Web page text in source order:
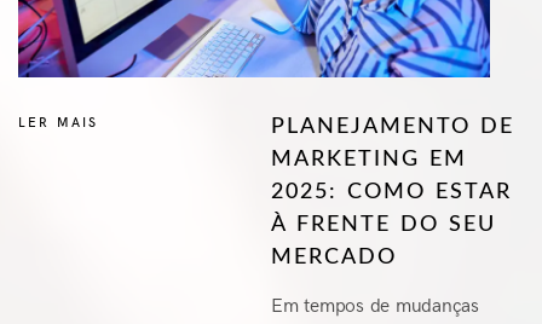
PLANEJAMENTO DE
MARKETING EM
2025: COMO ESTAR
À FRENTE DO SEU
MERCADO
Em tempos de mudanças
LER MAIS